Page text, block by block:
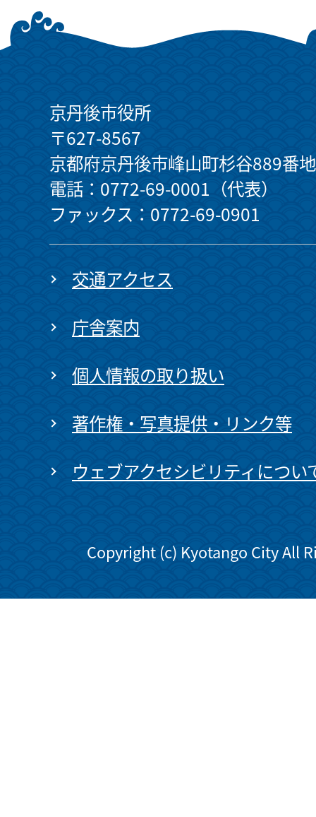
京丹後市役所
〒627-8567
京都府京丹後市峰山町杉谷889番地
電話：0772-69-0001（代表）
ファックス：0772-69-0901
交通アクセス
庁舎案内
個人情報の取り扱い
著作権・写真提供・リンク等
ウェブアクセシビリティについ
Copyright (c) Kyotango City All